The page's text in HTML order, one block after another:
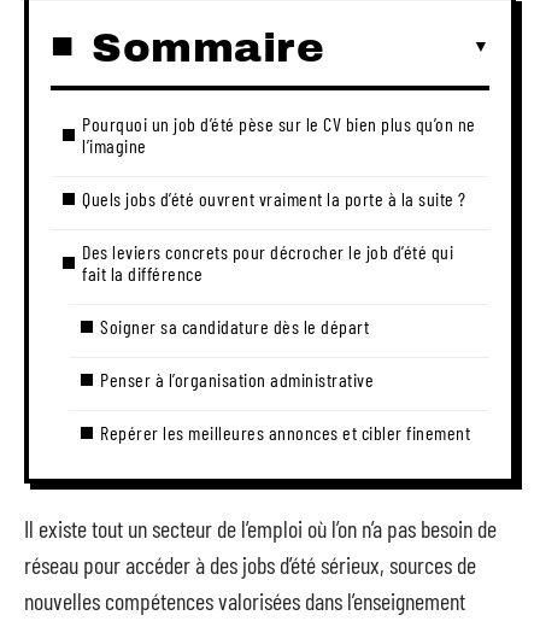
Sommaire
Pourquoi un job d’été pèse sur le CV bien plus qu’on ne
l’imagine
Quels jobs d’été ouvrent vraiment la porte à la suite ?
Des leviers concrets pour décrocher le job d’été qui
fait la différence
Soigner sa candidature dès le départ
Penser à l’organisation administrative
Repérer les meilleures annonces et cibler finement
Il existe tout un secteur de l’emploi où l’on n’a pas besoin de
réseau pour accéder à des jobs d’été sérieux, sources de
nouvelles compétences valorisées dans l’enseignement